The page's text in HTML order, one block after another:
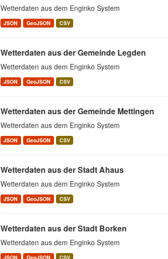
Wetterdaten aus dem Enginko System
JSON GeoJSON CSV
Wetterdaten aus der Gemeinde Legden
Wetterdaten aus dem Enginko System
JSON GeoJSON CSV
Wetterdaten aus der Gemeinde Mettingen
Wetterdaten aus dem Enginko System
JSON GeoJSON CSV
Wetterdaten aus der Stadt Ahaus
Wetterdaten aus dem Enginko System
JSON GeoJSON CSV
Wetterdaten aus der Stadt Borken
Wetterdaten aus dem Enginko System
JSON GeoJSON CSV